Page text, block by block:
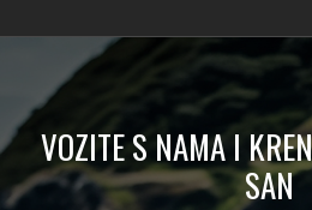
VOZITE S NAMA I
SAN